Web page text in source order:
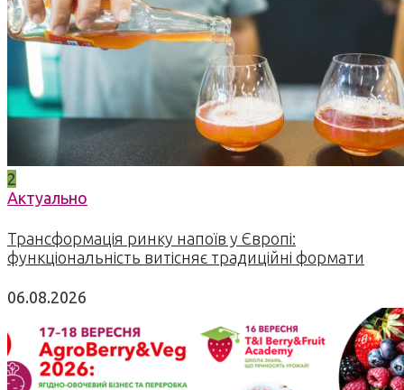
2
Актуально
Трансформація ринку напоїв у Європі:
функціональність витісняє традиційні формати
06.08.2026